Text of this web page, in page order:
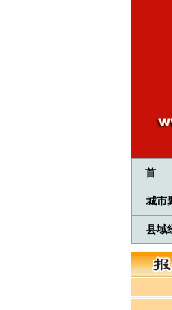
首
城市
县域